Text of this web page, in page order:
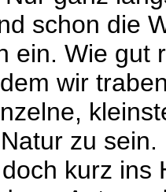
schon die
ein. Wie gut
wir
zu
kurz ins